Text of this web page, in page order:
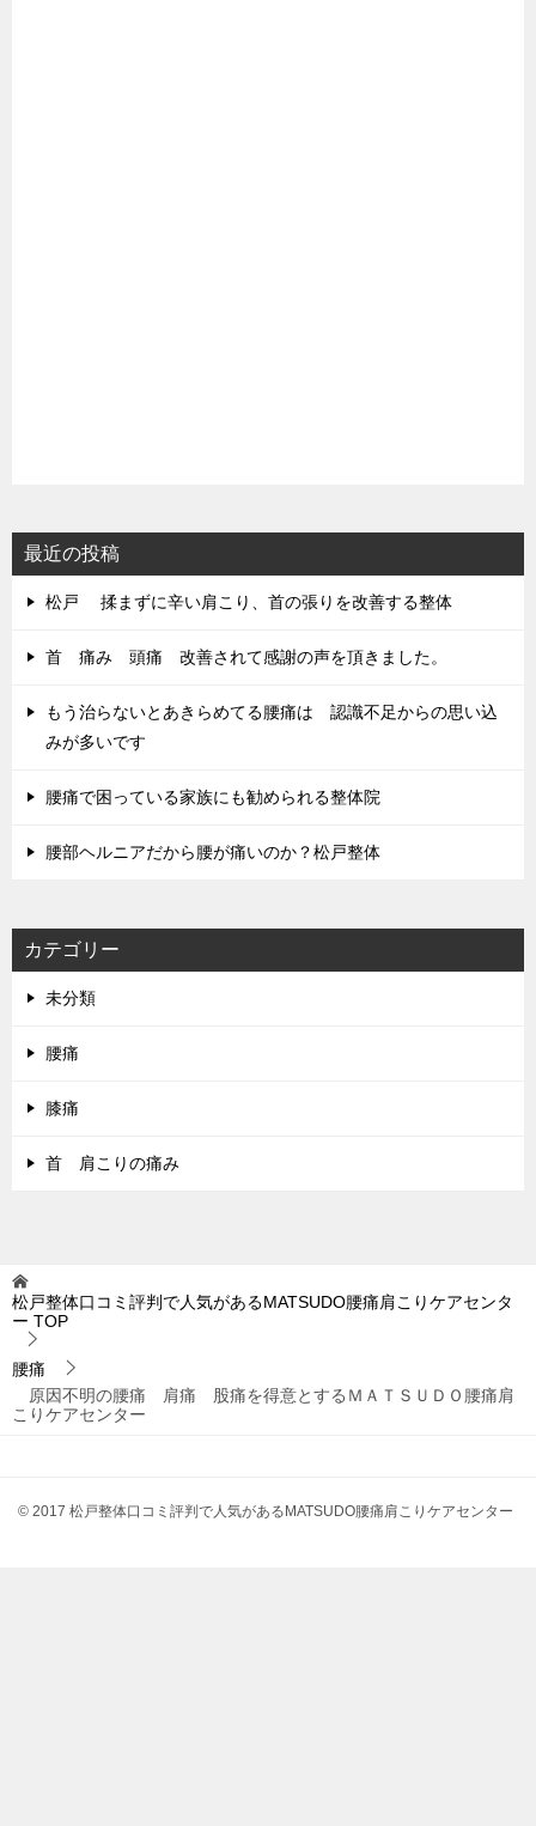
最近の投稿
松戸 揉まずに辛い肩こり、首の張りを改善する整体
首 痛み 頭痛 改善されて感謝の声を頂きました。
もう治らないとあきらめてる腰痛は 認識不足からの思い込
みが多いです
腰痛で困っている家族にも勧められる整体院
腰部ヘルニアだから腰が痛いのか？松戸整体
カテゴリー
未分類
腰痛
膝痛
首 肩こりの痛み
松戸整体口コミ評判で人気があるMATSUDO腰痛肩こりケアセンタ
ー TOP
腰痛
原因不明の腰痛 肩痛 股痛を得意とするＭＡＴＳＵＤＯ腰痛肩
こりケアセンター
© 2017 松戸整体口コミ評判で人気があるMATSUDO腰痛肩こりケアセンター